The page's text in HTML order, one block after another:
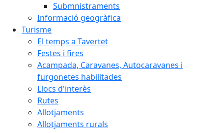
Submnistraments
Informació geogràfica
Turisme
El temps a Tavertet
Festes i fires
Acampada, Caravanes, Autocaravanes i
furgonetes habilitades
Llocs d'interès
Rutes
Allotjaments
Allotjaments rurals